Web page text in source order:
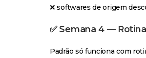
❌ softwares de origem
✅ Semana 4 —
Padrão só funciona com